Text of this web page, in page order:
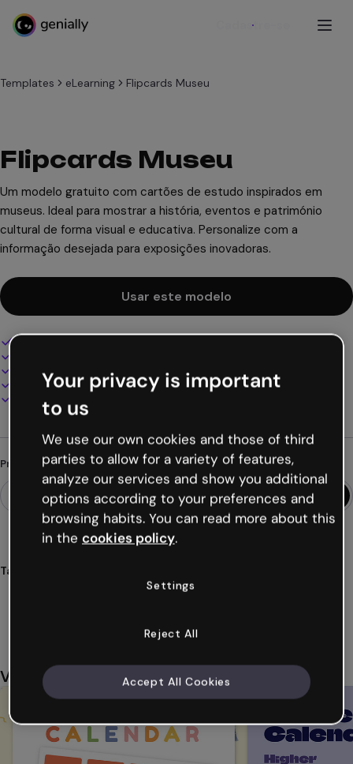
Cadastre-se
Templates eLearning Flipcards Museu
Flipcards Museu
Um modelo gratuito com cartões de estudo inspirados em
museus. Ideal para mostrar a história, eventos e património
cultural de forma visual e educativa. Personalize com a
informação desejada para exposições inovadoras.
Usar este modelo
Design interativo e animado
Adicione áudio, vídeo e multimídia
Apresente, compartilhe ou publique online
Baixe em PDF, MP4 e outros formatos
Procurando algo diferente?
Tags
recursos formativos
Você também pode gostar
Your privacy is important
to us
We use our own cookies and those of third
parties to allow for a variety of features,
analyze our services and show you additional
options according to your preferences and
browsing habits. You can read more about this
in the cookies policy.
Settings
Reject All
Accept All Cookies